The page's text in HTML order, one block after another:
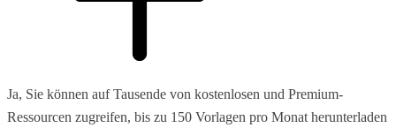
Ja, Sie können auf Tausende von kostenlosen und Premium-
Ressourcen zugreifen, bis zu 150 Vorlagen pro Monat herunterladen